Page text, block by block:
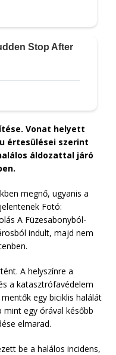
Vonat helyett
értesülései szerint
áldozattal járó
megnő, ugyanis a
Fotó:
A Füzesabonyból-
indult, majd nem
A helyszínre a
a katasztrófavédelem
egy biciklis halálát
egy órával később
elmarad.
be a halálos incidens,